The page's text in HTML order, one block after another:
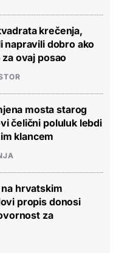
krečenja,
napravili dobro ako
ovaj posao
mosta starog
čelični poluluk lebdi
klancem
hrvatskim
propis donosi
za